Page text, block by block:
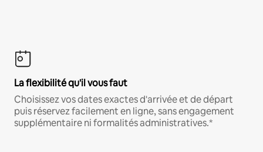
La flexibilité qu'il vous faut
Choisissez vos dates exactes d'arrivée et de départ
puis réservez facilement en ligne, sans engagement
supplémentaire ni formalités administratives.*